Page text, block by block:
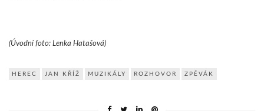
(Úvodní foto: Lenka Hatašová)
HEREC JAN KŘÍŽ MUZIKÁLY ROZHOVOR ZPĚVÁK